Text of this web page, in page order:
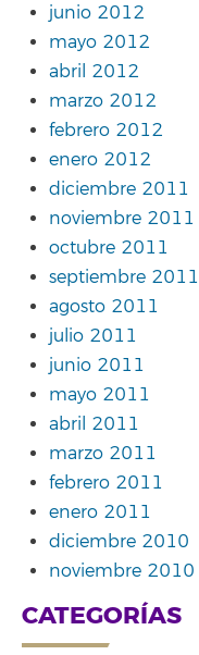
junio 2012
mayo 2012
abril 2012
marzo 2012
febrero 2012
enero 2012
diciembre 2011
noviembre 2011
octubre 2011
septiembre 2011
agosto 2011
julio 2011
junio 2011
mayo 2011
abril 2011
marzo 2011
febrero 2011
enero 2011
diciembre 2010
noviembre 2010
CATEGORÍAS